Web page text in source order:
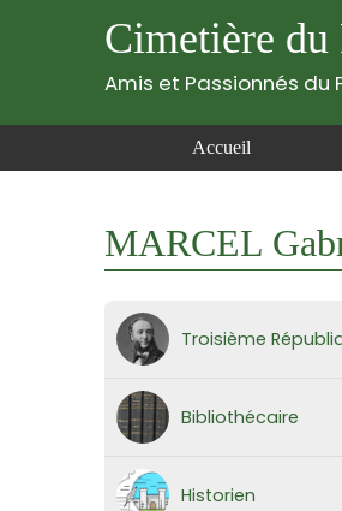
Cimetière du
Amis et Passionnés du
Accueil
MARCEL
Troisième
Bibliothécaire
Historien